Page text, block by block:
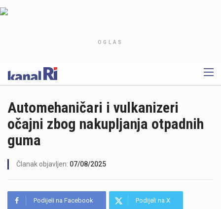
OGLAS
Automehaničari i vulkanizeri
očajni zbog nakupljanja otpadnih
guma
Članak objavljen: 07/08/2025
Podijeli na Facebook Podijeli na X